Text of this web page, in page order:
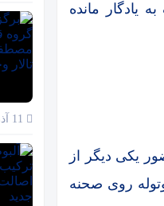
یادگار مانده
یکی دیگر از
روی صحنه